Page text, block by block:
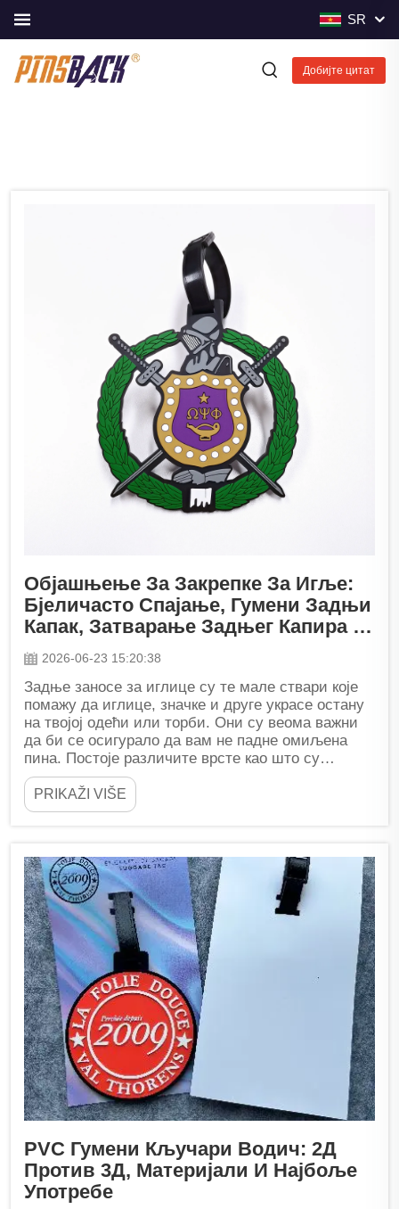
SR
Добијте цитат
Објашњење За Закрепке За Игље:
Бјеличасто Спајање, Гумени Задњи
Капак, Затварање Задњег Капира И
Још Много Тога
2026-06-23 15:20:38
Задње заносе за иглице су те мале ствари које
помажу да иглице, значке и друге украсе остану
на твојој одећи или торби. Они су веома важни
да би се осигурало да вам не падне омиљена
пина. Постоје различите врсте као што су
лептирски клицки, гумени леђа,...
PRIKAŽI VIŠE
PVC Гумени Кључари Водич: 2Д
Против 3Д, Материјали И Најбоље
Употребе